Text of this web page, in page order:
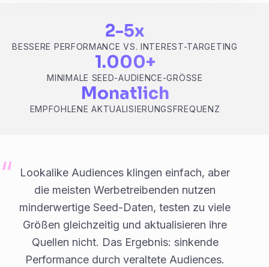
2-5x
BESSERE PERFORMANCE VS. INTEREST-TARGETING
1.000+
MINIMALE SEED-AUDIENCE-GRÖSSE
Monatlich
EMPFOHLENE AKTUALISIERUNGSFREQUENZ
Lookalike Audiences klingen einfach, aber
die meisten Werbetreibenden nutzen
minderwertige Seed-Daten, testen zu viele
Größen gleichzeitig und aktualisieren ihre
Quellen nicht. Das Ergebnis: sinkende
Performance durch veraltete Audiences.